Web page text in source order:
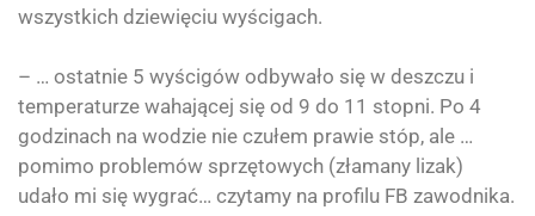
wszystkich dziewięciu wyścigach.
– … ostatnie 5 wyścigów odbywało się w deszczu i
temperaturze wahającej się od 9 do 11 stopni. Po 4
godzinach na wodzie nie czułem prawie stóp, ale …
pomimo problemów sprzętowych (złamany lizak)
udało mi się wygrać… czytamy na profilu FB zawodnika.